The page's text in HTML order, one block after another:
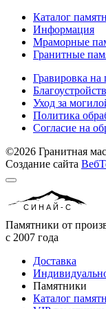
Каталог
Информация
Мраморные
Гранитные
Гравировка на
Уход за
Политика
Согласие на
©2026 Гранитная
Создание сайта
СИНАЙ-С
Памятники от
с 2007 года
Доставка
Памятники
Каталог